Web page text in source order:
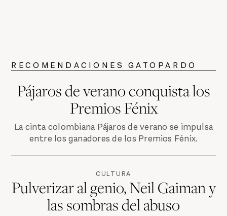
RECOMENDACIONES GATOPARDO
Pájaros de verano conquista los
Premios Fénix
La cinta colombiana Pájaros de verano se impulsa
entre los ganadores de los Premios Fénix.
CULTURA
Pulverizar al genio, Neil Gaiman y
las sombras del abuso